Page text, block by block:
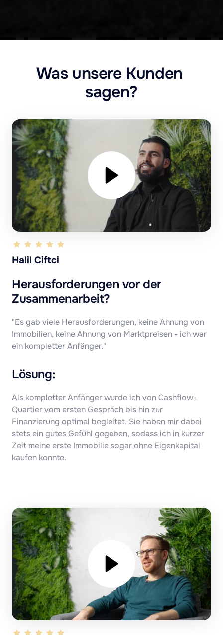
Was unsere Kunden
sagen?
Halil Ciftci
Herausforderungen vor der
Zusammenarbeit?
"Es gab viele Herausforderungen, keine Ahnung von
Immobilien, keine Ahnung von Marktpreisen - ich war
ein kompletter Anfänger."
Lösung:
Als kompletter Anfänger wurde ich von Cashflow-
Quartier vom ersten Gespräch bis hin zur
Finanzierung optimal begleitet. Sie haben mir dabei
stets ein gutes Gefühl gegeben, sodass ich in kurzer
Zeit meine erste Immobilie sogar ohne Eigenkapital
kaufen konnte.